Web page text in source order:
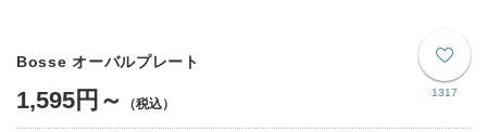
1317
Bosse オーバルプレート
1,595円～